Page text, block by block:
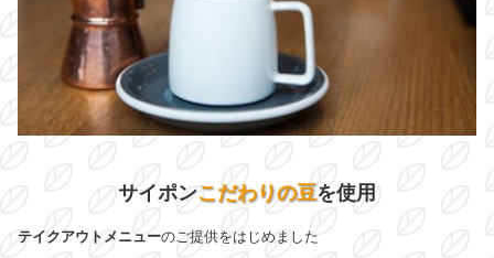
サイポンこだわりの豆を使用
テイクアウトメニューのご提供をはじめました